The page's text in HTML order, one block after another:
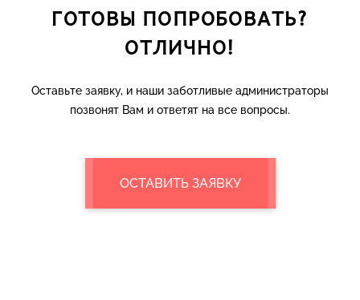
ГОТОВЫ ПОПРОБОВАТЬ?
ОТЛИЧНО!
Оставьте заявку, и наши заботливые администраторы
позвонят Вам и ответят на все вопросы.
ОСТАВИТЬ ЗАЯВКУ